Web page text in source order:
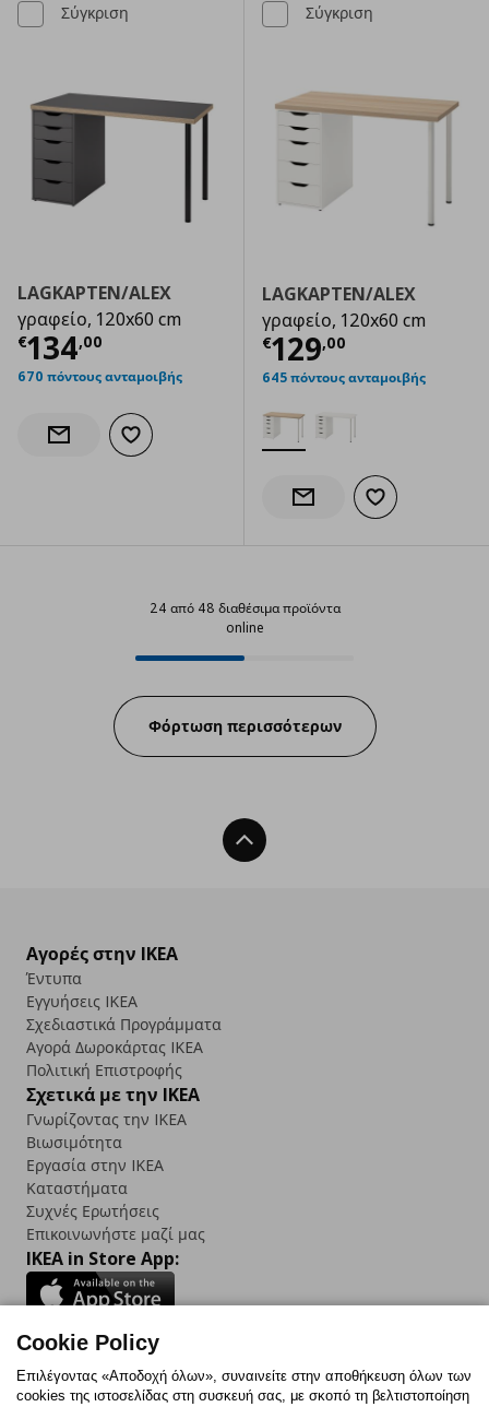
Σύγκριση
LAGKAPTEN/ALEX
γραφείο, 120x60 cm
€134,00
Τρέχουσα τιμή € 134,00
670 πόντους ανταμοιβής
Ενημέρωση διαθεσιμότητας
Προσθήκη στα αγαπημένα
Σύγκριση
LAGKAPTEN/ALEX
γραφείο, 120x60 cm
€129,00
Τρέχουσα
645 πόντους ανταμοιβής
Ενημέρωση διαθεσιμότητας
Προσθήκη στα
24 από 48 διαθέσιμα προϊόντα
online
24 από 48 διαθέσιμα προϊόντα
Progress:
Φόρτωση περισσότερων
Back To Top
Αγορές στην IKEA
Έντυπα
Εγγυήσεις IKEA
Σχεδιαστικά Προγράμματα
Αγορά Δωρoκάρτας IKEA
Πολιτική Επιστροφής
Σχετικά με την IKEA
Γνωρίζοντας την IKEA
Βιωσιμότητα
Εργασία στην IKEA
Καταστήματα
Συχνές Ερωτήσεις
Επικοινωνήστε μαζί μας
IKEA in Store App:
Follow us:
Cookie Policy
Επιλέγοντας «Αποδοχή όλων», συναινείτε στην αποθήκευση όλων των
cookies της ιστοσελίδας στη συσκευή σας, με σκοπό τη βελτιστοποίηση